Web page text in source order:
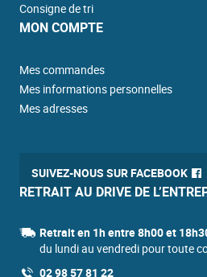
Consigne de tri
MON COMPTE
Mes commandes
Mes informations personnelles
Mes adresses
SUIVEZ-NOUS SUR FACEBOOK
RETRAIT AU DRIVE DE
Retrait en 1h entre 8h00 et
du lundi au vendredi pour toute
02 98 57 81 22